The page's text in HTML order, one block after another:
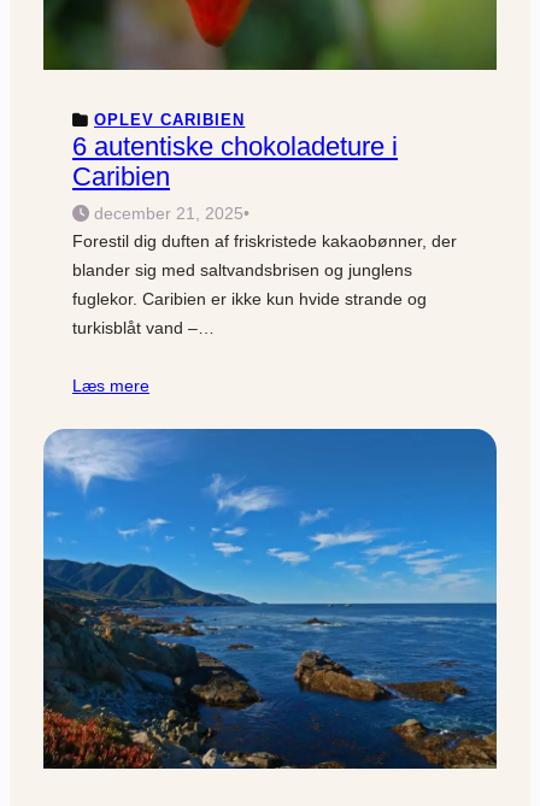
OPLEV CARIBIEN
6 autentiske chokoladeture i
Caribien
december 21, 2025•
Forestil dig duften af friskristede kakaobønner, der
blander sig med saltvandsbrisen og junglens
fuglekor. Caribien er ikke kun hvide strande og
turkisblåt vand –…
Læs mere